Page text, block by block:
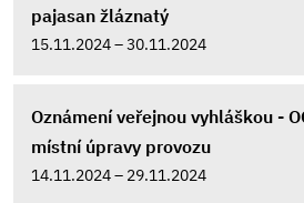
pajasan žláznatý
15.11.2024 – 30.11.2024
Oznámení veřejnou vyhláškou -
místní úpravy provozu
14.11.2024 – 29.11.2024